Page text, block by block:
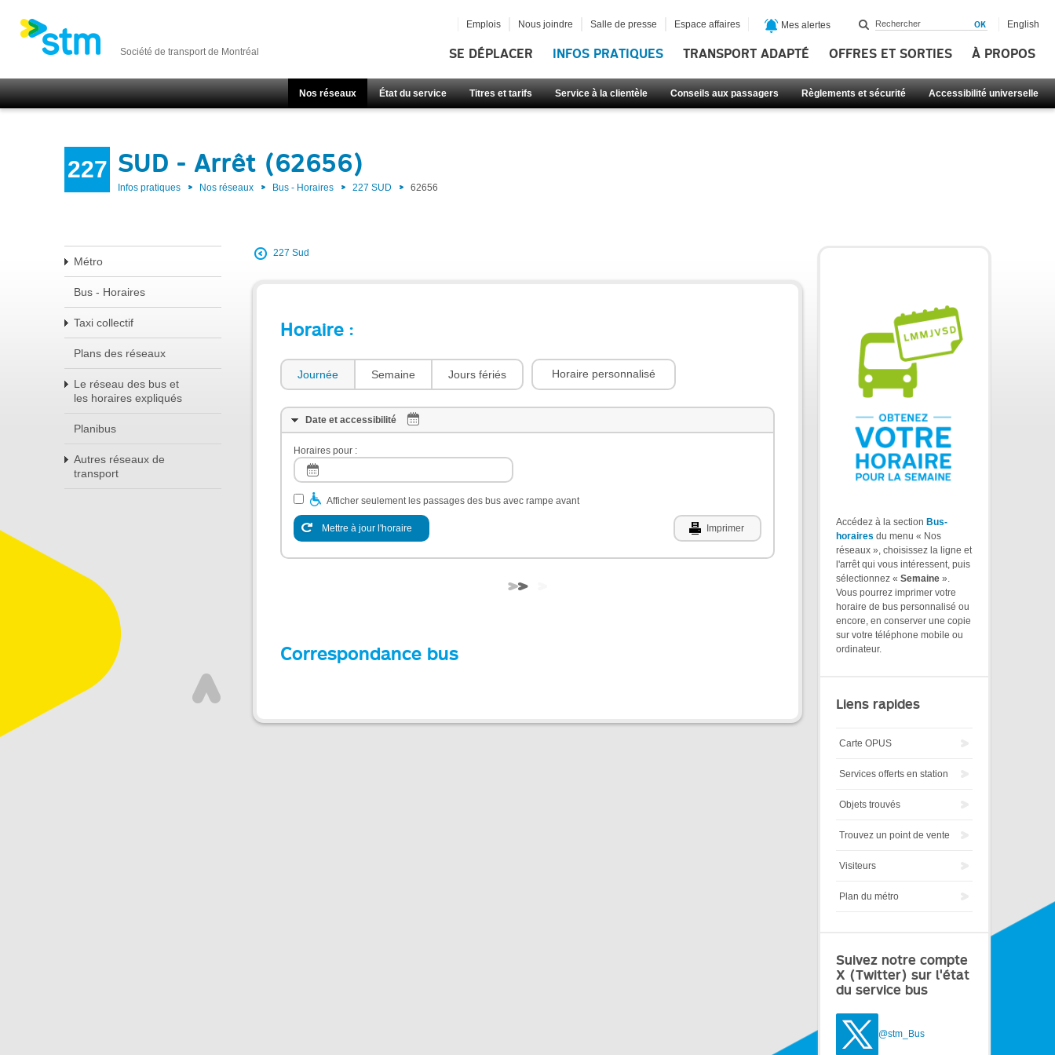
Société de transport de Montréal SE DÉPLACER INFOS PRATIQUES TRANSPORT ADAPTÉ OFFRES ET SORTIES À PROPOS
Nos réseaux État du service Titres et tarifs Service à la clientèle Conseils aux passagers Règlements et sécurité Accessibilité universelle
Emplois Nous joindre Salle de presse Espace affaires Mes alertes English
227 SUD - Arrêt (62656)
Infos pratiques Nos réseaux Bus - Horaires 227 SUD 62656
Métro
Bus - Horaires
Taxi collectif
Plans des réseaux
Le réseau des bus et
les horaires expliqués
Planibus
Autres réseaux de
transport
227 Sud
Horaire :
Journée Semaine Jours fériés Horaire personnalisé
Date et accessibilité
Horaires pour :
Afficher seulement les passages des bus avec rampe avant
Mettre à jour l'horaire Imprimer
Correspondance bus
Accédez à la section Bus-
horaires du menu « Nos
réseaux », choisissez la ligne et
l'arrêt qui vous intéressent, puis
sélectionnez « Semaine ».
Vous pourrez imprimer votre
horaire de bus personnalisé ou
encore, en conserver une copie
sur votre téléphone mobile ou
ordinateur.
Liens rapides
Carte OPUS
Services offerts en station
Objets trouvés
Trouvez un point de vente
Visiteurs
Plan du métro
Suivez notre compte
X (Twitter) sur l'état
du service bus
@stm_Bus